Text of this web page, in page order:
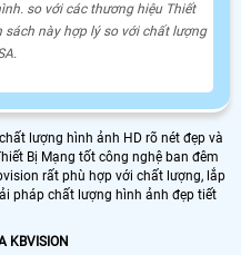
so với các thương hiệu Thiết
này hợp lý so với chất lượng
lượng hình ảnh HD rõ nét đẹp và
Bị Mạng tốt công nghệ ban đêm
rất phù hợp với chất lượng, lắp
pháp chất lượng hình ảnh đẹp tiết
KBVISION